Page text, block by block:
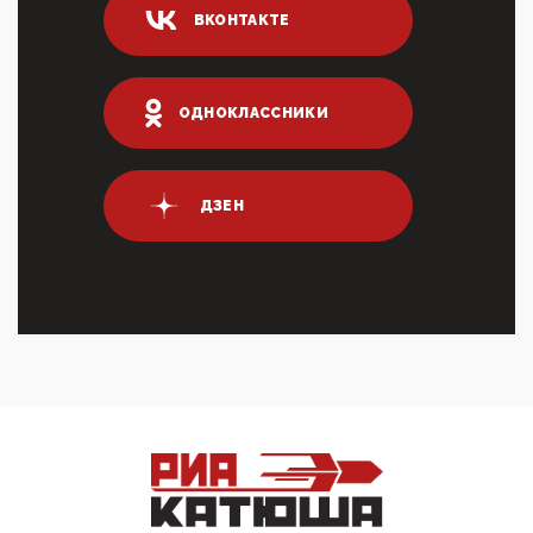
переводах по ...
03:35, 10 Апреля 2026
Суммарное вознаграждение менеджменту в 15
крупных банках по итогам 2025 года превысило 63
млрд руб. ...
Террорист и убийца Буданов вальяжно сообщил,
что союзники просили Киев не наносить удары по
энергети...
12:01, 10 Апреля 2026
Сионистское правительство благосклонно
разрешило православным христианам провести
ВКОНТАКТЕ
ОДНОКЛАССНИКИ
ДЗЕН